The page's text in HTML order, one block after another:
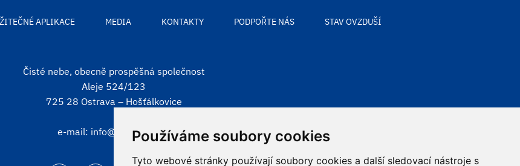
Používáme soubory cookies
Tyto webové stránky používají soubory cookies a další sledovací nástroje s
APLIKACE MEDIA KONTAKTY PODPOŘTE NÁS STAV OVZDUŠÍ
Čisté nebe, obecně prospěšná společnost
Aleje 524/123
725 28 Ostrava – Hošťálkovice
e-mail: info@cistenebe.cz